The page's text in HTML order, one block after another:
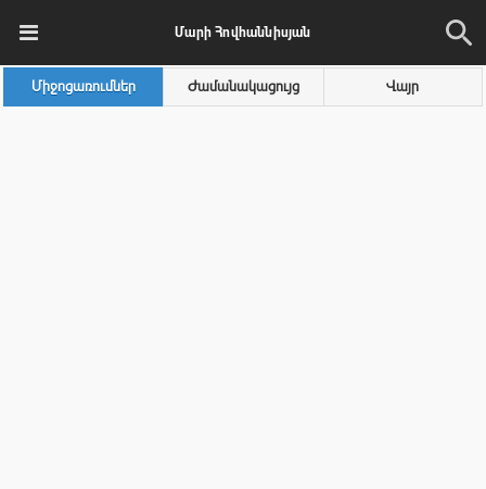
Մարի Հովհաննիսյան
Միջոցառումներ Ժամանակացույց Վայր